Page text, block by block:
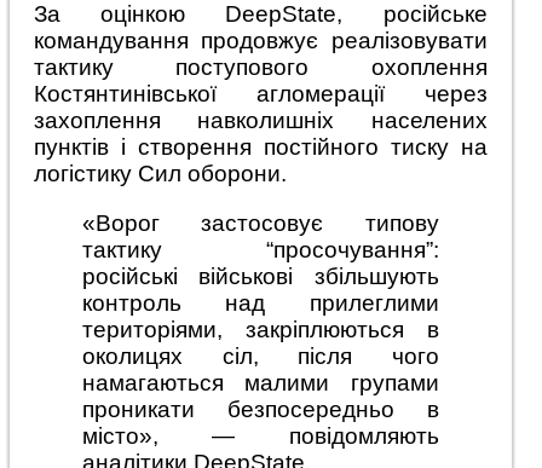
За оцінкою DeepState, російське
командування продовжує реалізовувати
тактику поступового охоплення
Костянтинівської агломерації через
захоплення навколишніх населених
пунктів і створення постійного тиску на
логістику Сил оборони.
«Ворог застосовує типову
тактику “просочування”:
російські військові збільшують
контроль над прилеглими
територіями, закріплюються в
околицях сіл, після чого
намагаються малими групами
проникати безпосередньо в
місто», — повідомляють